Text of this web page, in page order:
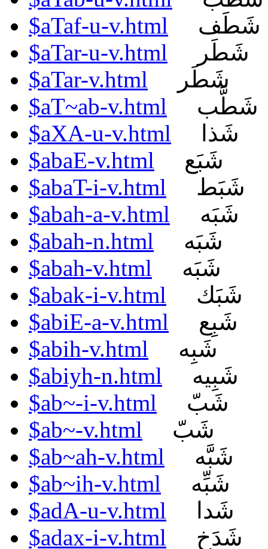
$aTaf-u-v.html
شَطَف
$aTar-u-v.html
شَطَر
$aTar-v.html
شَطَر
$aT~ab-v.html
شَطَّب
$aXA-u-v.html
شَذا
$abaE-v.html
شَبَع
$abaT-i-v.html
شَبَط
$abah-a-v.html
شَبَه
$abah-n.html
شَبَه
$abah-v.html
شَبَه
$abak-i-v.html
شَبَك
$abiE-a-v.html
شَبِع
$abih-v.html
شَبِه
$abiyh-n.html
شَبِيه
$ab~-i-v.html
شَبّ
$ab~-v.html
شَبّ
$ab~ah-v.html
شَبَّه
$ab~ih-v.html
شَبِّه
$adA-u-v.html
شَدا
$adax-i-v.html
شَدَخ